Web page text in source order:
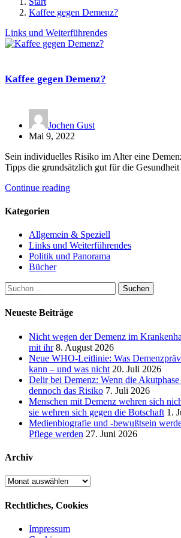
Kaffee gegen Demenz?
Links und Weiterführendes
Kaffee gegen Demenz?
Jochen Gust
Mai 9, 2022
Sein individuelles Risiko im Alter eine
Tipps die grundsätzlich gut für die
Continue reading
Kategorien
Allgemein & Speziell
Links und Weiterführendes
Politik und Panorama
Bücher
Suchen
nach:
Neueste Beiträge
Nicht wegen der Demenz im
mit ihr 8. August 2026
Neue WHO-Leitlinie: Was
kann – und was nicht 20. Juli 2026
Delir bei Demenz: Wenn die
dennoch das Risiko 7. Juli 2026
Menschen mit Demenz wehren sich
sie wehren sich gegen die Botschaft 1.
Medienbiografie und -bewußtsein
Pflege werden 27. Juni 2026
Archiv
Archiv
Rechtliches, Cookies
Impressum